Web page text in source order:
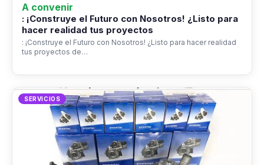
A convenir
: ¡Construye el Futuro con Nosotros! ¿Listo para
hacer realidad tus proyectos
: ¡Construye el Futuro con Nosotros! ¿Listo para hacer realidad
tus proyectos de…
SERVICIOS